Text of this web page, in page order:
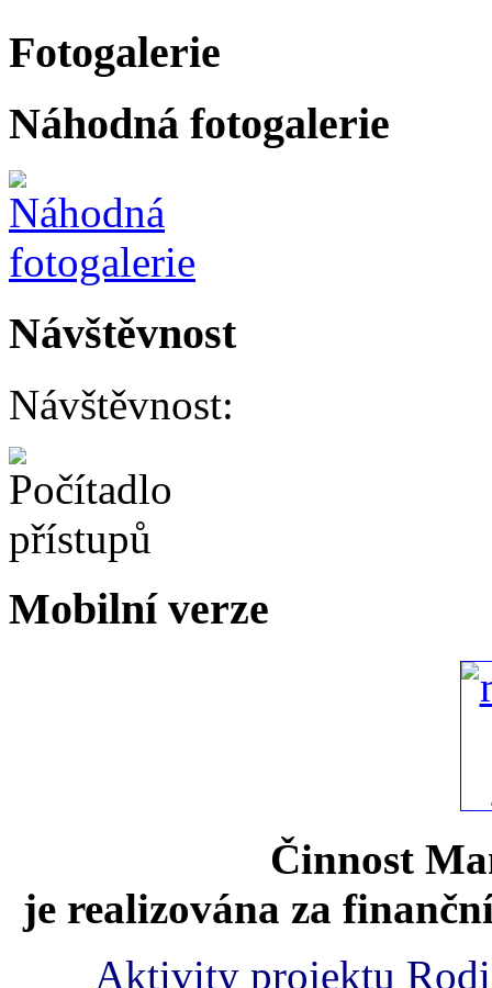
Fotogalerie
Náhodná fotogalerie
Návštěvnost
Návštěvnost:
Mobilní verze
Činnost
je realizována za
Aktivity projektu